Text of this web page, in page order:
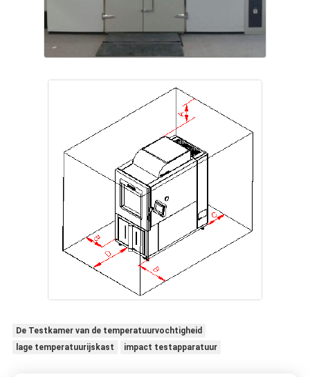
De Testkamer van de temperatuurvochtigheid
lage temperatuurijskast
impact testapparatuur